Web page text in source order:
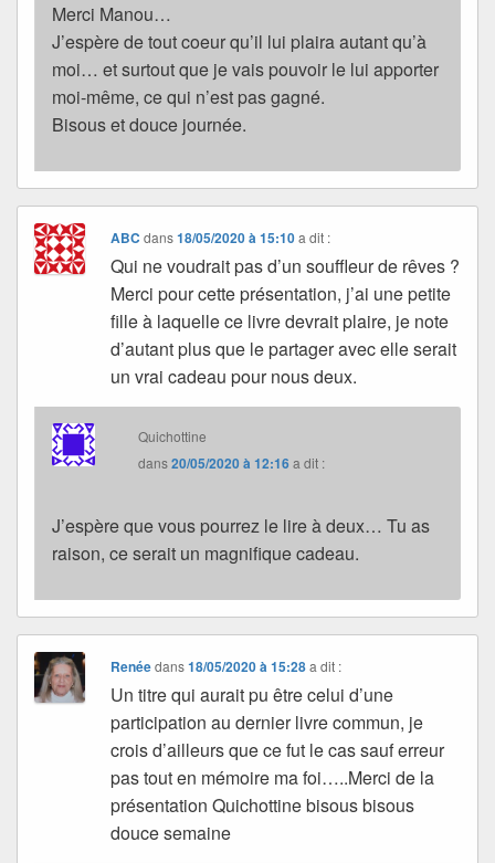
Merci Manou…
J’espère de tout coeur qu’il lui plaira autant qu’à
moi… et surtout que je vais pouvoir le lui apporter
moi-même, ce qui n’est pas gagné.
Bisous et douce journée.
ABC dans18/05/2020 à 15:10 a dit :
Qui ne voudrait pas d’un souffleur de rêves ?
Merci pour cette présentation, j’ai une petite
fille à laquelle ce livre devrait plaire, je note
d’autant plus que le partager avec elle serait
un vrai cadeau pour nous deux.
Quichottine
dans20/05/2020 à 12:16a dit :
J’espère que vous pourrez le lire à deux… Tu as
raison, ce serait un magnifique cadeau.
Renéedans18/05/2020 à 15:28 a dit :
Un titre qui aurait pu être celui d’une
participation au dernier livre commun, je
crois d’ailleurs que ce fut le cas sauf erreur
pas tout en mémoire ma foi…..Merci de la
présentation Quichottine bisous bisous
douce semaine